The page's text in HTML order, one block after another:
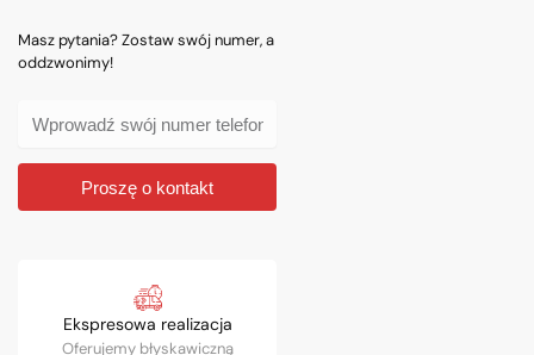
Masz pytania? Zostaw swój numer, a
oddzwonimy!
Proszę o kontakt
Ekspresowa realizacja
Oferujemy błyskawiczną